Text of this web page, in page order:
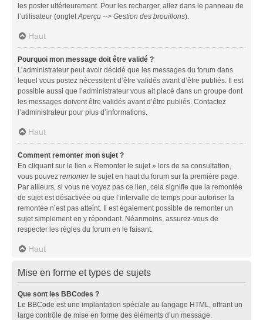
les poster ultérieurement. Pour les recharger, allez dans le panneau de
l’utilisateur (ongletAperçu --> Gestion des brouillons).
Haut
Pourquoi mon message doit être validé ?
L’administrateur peut avoir décidé que les messages du forum dans
lequel vous postez nécessitent d’être validés avant d’être publiés. Il est
possible aussi que l’administrateur vous ait placé dans un groupe dont
les messages doivent être validés avant d’être publiés. Contactez
l’administrateur pour plus d’informations.
Haut
Comment remonter mon sujet ?
En cliquant sur le lien « Remonter le sujet » lors de sa consultation,
vous pouvez remonterle sujet en haut du forum sur la première page.
Par ailleurs, si vous ne voyez pas ce lien, cela signifie que la remontée
de sujet est désactivée ou que l’intervalle de temps pour autoriser la
remontée n’est pas atteint. Il est également possible de remonter un
sujet simplement en y répondant. Néanmoins, assurez-vous de
respecter les règles du forum en le faisant.
Haut
Mise en forme et types de sujets
Que sont les BBCodes ?
Le BBCode est une implantation spéciale au langage HTML, offrant un
large contrôle de mise en forme des éléments d’un message.